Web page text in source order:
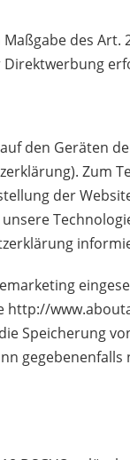
des Art.
den Geräten
Zum
der
http://
Speicherung